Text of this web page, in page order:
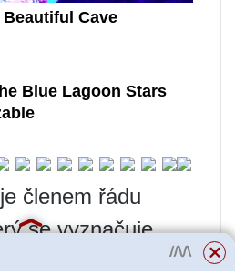
členem řádu
se vyznačuje